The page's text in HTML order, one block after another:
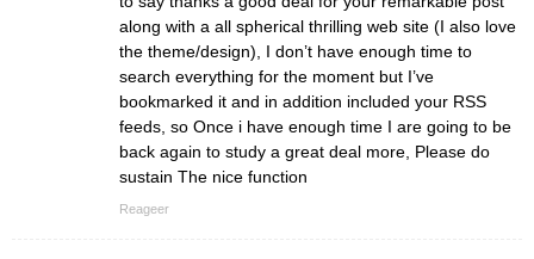
along with a all spherical thrilling web site (I also love
the theme/design), I don’t have enough time to
search everything for the moment but I’ve
bookmarked it and in addition included your RSS
feeds, so Once i have enough time I are going to be
back again to study a great deal more, Please do
sustain The nice function
Reageer